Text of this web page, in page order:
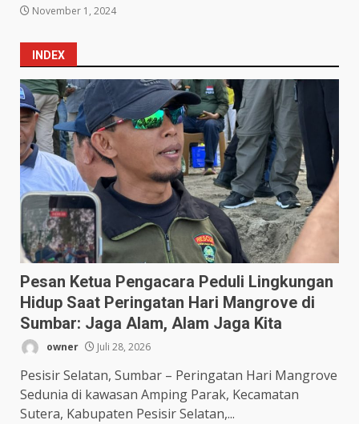
November 1, 2024
INDEX
Pesan Ketua Pengacara Peduli Lingkungan
Hidup Saat Peringatan Hari Mangrove di
Sumbar: Jaga Alam, Alam Jaga Kita
owner Juli 28, 2026
Pesisir Selatan, Sumbar – Peringatan Hari Mangrove
Sedunia di kawasan Amping Parak, Kecamatan
Sutera, Kabupaten Pesisir Selatan,...